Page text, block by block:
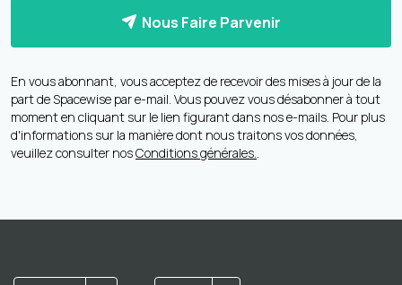
Nous Faire Parvenir
En vous abonnant, vous acceptez de recevoir des mises à jour de la
part de Spacewise par e-mail. Vous pouvez vous désabonner à tout
moment en cliquant sur le lien figurant dans nos e-mails. Pour plus
d'informations sur la manière dont nous traitons vos données,
veuillez consulter nosConditions générales..